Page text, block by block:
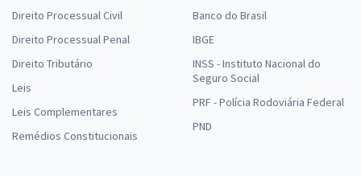
Direito Processual Civil
Direito Processual Penal
Direito Tributário
Leis
Leis Complementares
Remédios Constitucionais
Banco do Brasil
IBGE
INSS - Instituto Nacional do
Seguro Social
PRF - Polícia Rodoviária Federal
PND